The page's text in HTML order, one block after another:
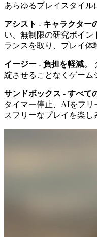
あらゆるプレイスタイル
アシスト - キャラクター
い、無制限の研究ポイ
ランスを取り、プレイ体
イージー - 負担を軽減。
綻させることなくゲーム
サンドボックス - すべて
タイマー停止、AIをフリ
スフリーなプレイを楽し